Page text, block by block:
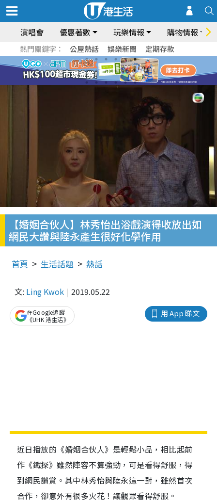
演唱會 優惠著數 玩樂情報 購物情報
熱門關鍵字： 公屋熱話 娛樂新聞 定期存款
【婚姻合伙人】林秀怡出浴戲演得收放出如
網民大讚與陸永產生很好化學作用
首頁 生活話題 熱話
文: Ling Kwok 2019.05.22
用 App 睇文
在Google追蹤
《UHK 港生活》
近日播放的《婚姻合伙人》是輕鬆小品，相比起前
作《鐵探》雖然陣容不算強勁，可是看得舒服，得
到網民讚賞。其中林秀怡與陸永這一對，雖然首次
合作，卻意外有很多火花！讓觀眾看得舒服。